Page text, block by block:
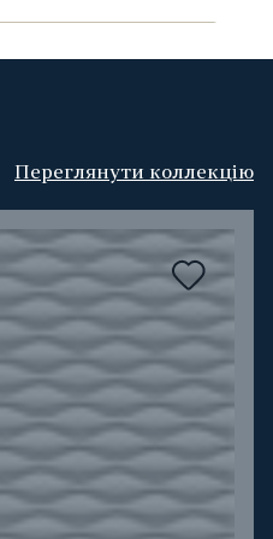
Переглянути коллекцію